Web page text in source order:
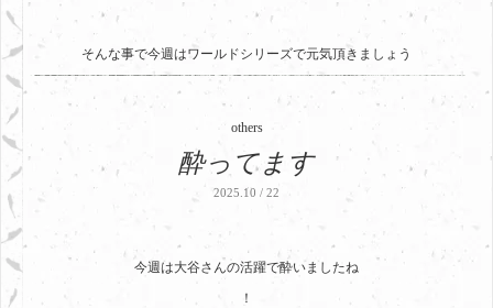
そんな事で今週はワールドシリーズで元気頂きましょう
others
酔ってます
2025.10 / 22
今週は大谷さんの活躍で酔いましたね
！